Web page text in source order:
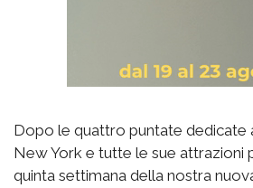
Dopo le quattro puntate dedicate
New York e tutte le sue attrazioni
quinta settimana della nostra